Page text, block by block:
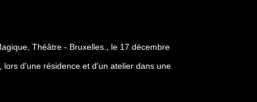
Théâtre - Bruxelles., le 17 décembre
d'une résidence et d'un atelier dans une